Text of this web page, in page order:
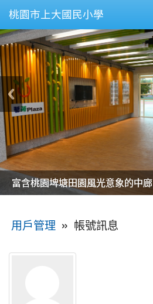
桃園市上大國民小學
美麗的操場是我們活力的來源
美麗的操場是我們活力的來源
煥然一新的小司令台
煥然一新的小司令台
富含桃園埤塘田園風光意象的中廊
富含桃園埤塘田園風光意象的中廊
嶄新的中庭廣場
嶄新的中庭廣場
水生池生生不息
水生池生生不息
用戶管理 » 帳號訊息